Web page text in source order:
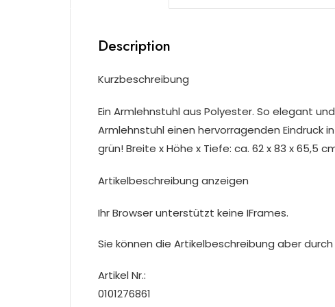
Description
Kurzbeschreibung
Ein Armlehnstuhl aus Polyester. So elegant
Armlehnstuhl einen hervorragenden Eindruck
grün! Breite x Höhe x Tiefe: ca. 62 x 83 x 65,5
Artikelbeschreibung anzeigen
Ihr Browser unterstützt keine IFrames.
Sie können die Artikelbeschreibung aber
Artikel Nr.:
0101276861